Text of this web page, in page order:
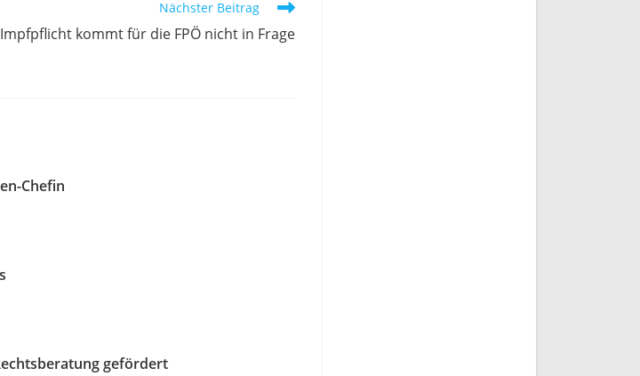
Nächster Beitrag
Impfpflicht kommt für die FPÖ nicht in Frage
Chefin
gefördert